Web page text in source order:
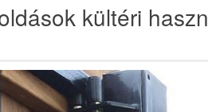
kültéri